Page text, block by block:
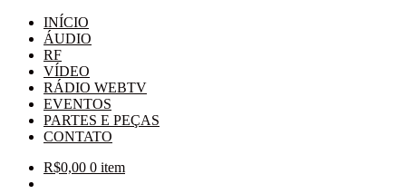
INÍCIO
ÁUDIO
RF
VÍDEO
RÁDIO WEBTV
EVENTOS
PARTES E PEÇAS
CONTATO
R$0,00 0 item